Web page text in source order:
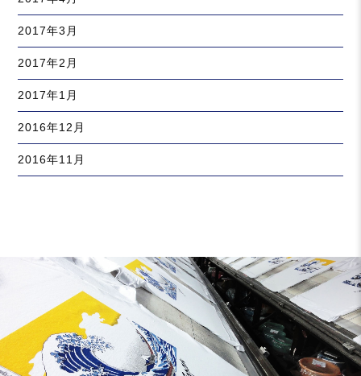
2017年3月
2017年2月
2017年1月
2016年12月
2016年11月